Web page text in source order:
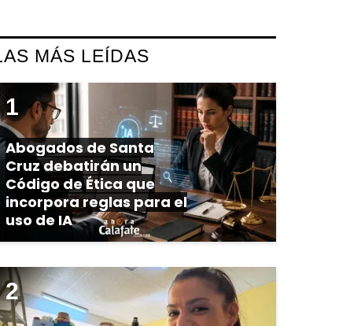
MÁS LEÍDAS
Abogados de Santa
Cruz debatirán un
Código de Ética que
incorpora reglas para el
uso de IA